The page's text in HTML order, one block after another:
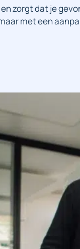
zorgt dat je
met een